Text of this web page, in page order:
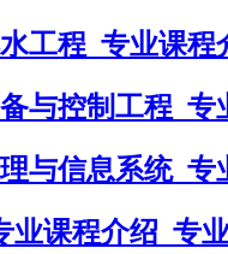
工程_专业课程
与控制工程_
与信息系统_
课程介绍_专